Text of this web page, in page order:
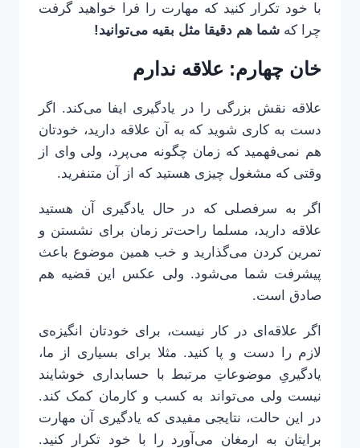
با خود تکرار کنید که مهارت را فرا خواهید گرفت
چرا که شما هم دقیقا مثل بقیه می‌توانید!
خان چهارم: علاقه ندارم
علاقه نقش بزرگی را در یادگیری ایفا می‌کند. اگر
دست به کاری شوید که به آن علاقه دارید، خودتان
هم نمی‌فهمید که زمان چگونه می‌پرد، ولی وای از
وقتی که مشغول چیزی هستید که از آن متنفرید.
اگر به سرفصلی که در حال یادگیری آن هستید
علاقه دارید، مسلما راحت‌تر زمان برای نشستن و
تمرین کردن می‌گذارید و خب همین موضوع باعث
پیشرفت شما می‌شود. ولی عکس این قضیه هم
صادق است.
اگر علاقه‌ای در کار نیست، برای خودتان انگیزه‌ی
لازم را دست و پا کنید. مثلا برای بسیاری از ما،
یادگیریِ موضوعاتِ مرتبط با حسابداری خوشایند
نیست ولی می‌تواند به کسب و کارمان کمک کند.
در این حالت، نتایجی مفیدی که یادگیری آن مهارت
برایتان به ارمغان می‌آورد را با خود تکرار کنید.